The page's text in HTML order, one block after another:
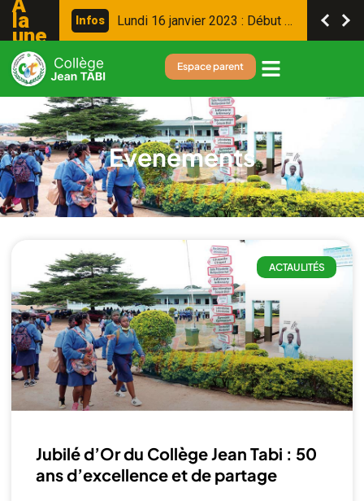
A la
une f os Samedi 21 sept e mbre 2 0 Jo
Espace parent
Evenements
ACTAULITÉS
Jubilé d’Or du Collège Jean Tabi : 50
ans d’excellence et de partage